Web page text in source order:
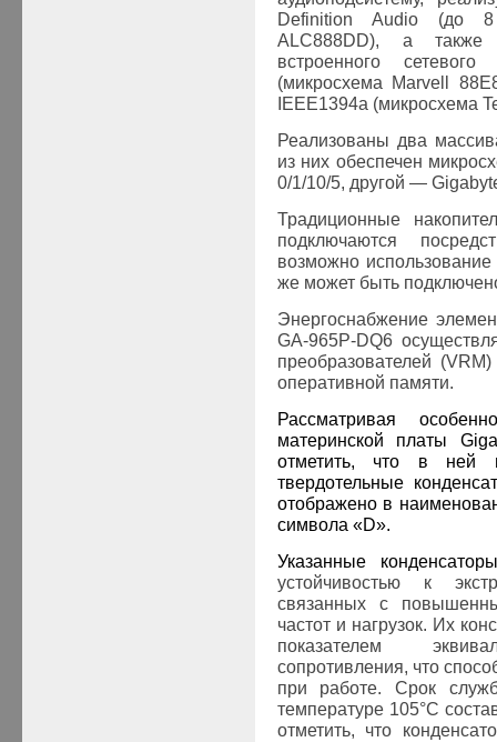
Definition Audio (до
ALC888DD), а также
встроенного
(микросхема Marvell
IEEE1394a (микросхема
Реализованы два
из них обеспечен
0/1/10/5, другой —
Традиционные
подключаются
возможно использование
же может быть
Энергоснабжение
GA-965P-DQ6
преобразователей (VRM)
оперативной памяти.
Рассматривая
материнской платы
отметить, что в ней
твердотельные
отображено в
символа «D».
Указанные
устойчивостью к
связанных с
частот и нагрузок. Их
показателем
сопротивления, что
при работе. Срок
температуре 105°С
отметить, что